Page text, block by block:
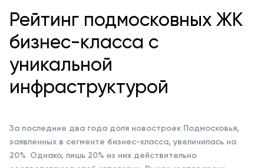
Рейтинг подмосковных ЖК
бизнес-класса с
уникальной
инфраструктурой
За последние два года доля новостроек Подмосковья,
заявленных в сегменте бизнес-класса, увеличилась на
20%. Однако, лишь 20% из них действительно